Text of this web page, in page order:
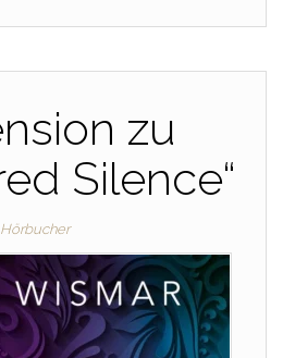
zu
Silence“
Hörbucher